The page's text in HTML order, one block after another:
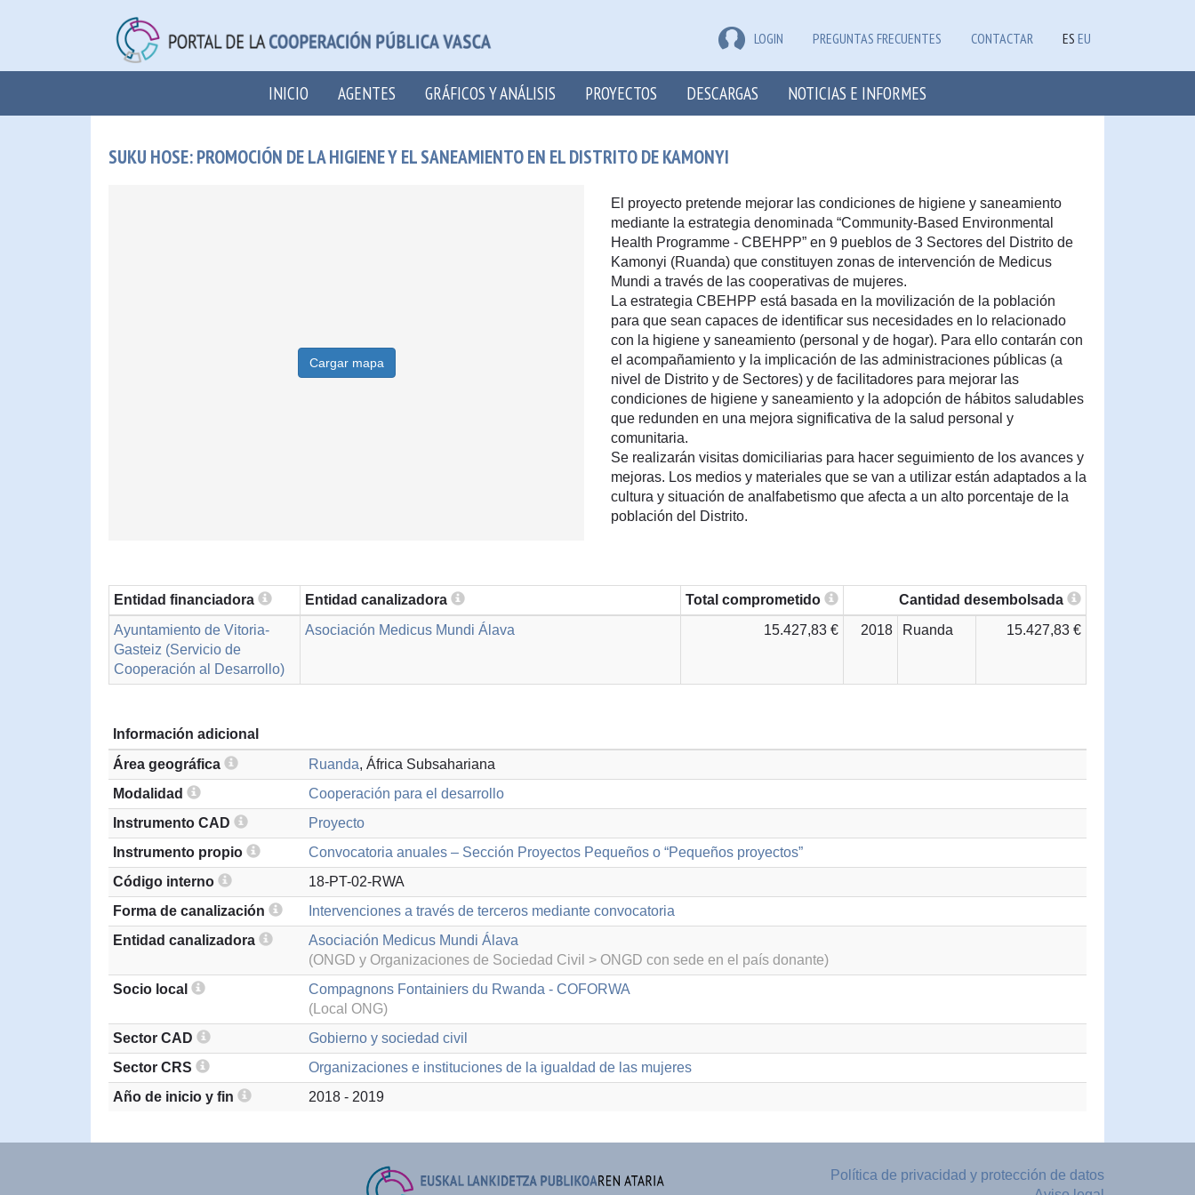
LOGIN PREGUNTAS FRECUENTES CONTACTAR ES EU
INICIO AGENTES GRÁFICOS Y ANÁLISIS PROYECTOS DESCARGAS NOTICIAS E INFORMES
SUKU HOSE: PROMOCIÓN DE LA HIGIENE Y EL SANEAMIENTO EN EL DISTRITO DE KAMONYI
Cargar mapa
El proyecto pretende mejorar las condiciones de higiene y saneamiento
mediante la estrategia denominada “Community-Based Environmental
Health Programme - CBEHPP” en 9 pueblos de 3 Sectores del Distrito de
Kamonyi (Ruanda) que constituyen zonas de intervención de Medicus
Mundi a través de las cooperativas de mujeres.
La estrategia CBEHPP está basada en la movilización de la población
para que sean capaces de identificar sus necesidades en lo relacionado
con la higiene y saneamiento (personal y de hogar). Para ello contarán con
el acompañamiento y la implicación de las administraciones públicas (a
nivel de Distrito y de Sectores) y de facilitadores para mejorar las
condiciones de higiene y saneamiento y la adopción de hábitos saludables
que redunden en una mejora significativa de la salud personal y
comunitaria.
Se realizarán visitas domiciliarias para hacer seguimiento de los avances y
mejoras. Los medios y materiales que se van a utilizar están adaptados a la
cultura y situación de analfabetismo que afecta a un alto porcentaje de la
población del Distrito.
Entidad financiadora Entidad canalizadora Total comprometido
Cantidad desembolsada
Ayuntamiento de Vitoria-
Gasteiz (Servicio de
Cooperación al Desarrollo)
Asociación Medicus Mundi Álava 15.427,83 € 2018 Ruanda 15.427,83 €
Información adicional
Área geográfica
Ruanda, África Subsahariana
Modalidad
Cooperación para el desarrollo
Instrumento CAD
Proyecto
Instrumento propio
Convocatoria anuales – Sección Proyectos Pequeños o “Pequeños proyectos”
Código interno
18-PT-02-RWA
Forma de canalización
Intervenciones a través de terceros mediante convocatoria
Entidad canalizadora
Asociación Medicus Mundi Álava
(ONGD y Organizaciones de Sociedad Civil > ONGD con sede en el país donante)
Socio local
Compagnons Fontainiers du Rwanda - COFORWA
(Local ONG)
Sector CAD
Gobierno y sociedad civil
Sector CRS
Organizaciones e instituciones de la igualdad de las mujeres
Año de inicio y fin
2018 - 2019
Política de privacidad y protección de datos